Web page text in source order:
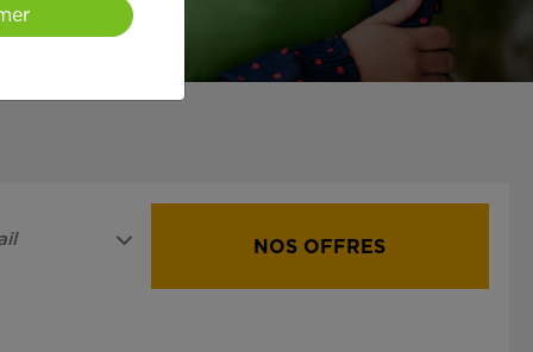
NOS OFFRES